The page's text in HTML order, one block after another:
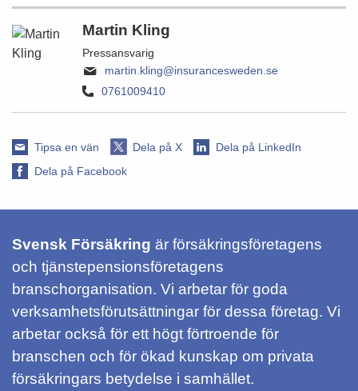
Martin Kling
Pressansvarig
martin.kling@insurancesweden.se
0761009410
Tipsa en vän Dela på X
Dela på LinkedIn
Dela på Facebook
Svensk Försäkring är försäkringsföretagens
och tjänstepensionsföretagens
branschorganisation. Vi arbetar för goda
verksamhetsförutsättningar för dessa företag. Vi
arbetar också för ett högt förtroende för
branschen och för ökad kunskap om privata
försäkringars betydelse i samhället.